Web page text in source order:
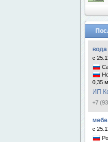
с
0,35
ИП
+7
с